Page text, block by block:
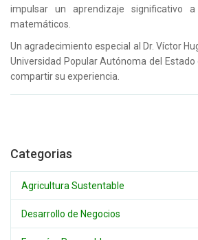
impulsar un aprendizaje significativo
matemáticos.
Un agradecimiento especial al Dr. Víctor
Universidad Popular Autónoma del Estado
compartir su experiencia.
Categorias
Agricultura Sustentable
Desarrollo de Negocios